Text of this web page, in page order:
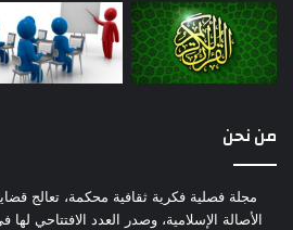
من نحن
مجلة فصلية فكرية ثقافية محكمة، تعالج